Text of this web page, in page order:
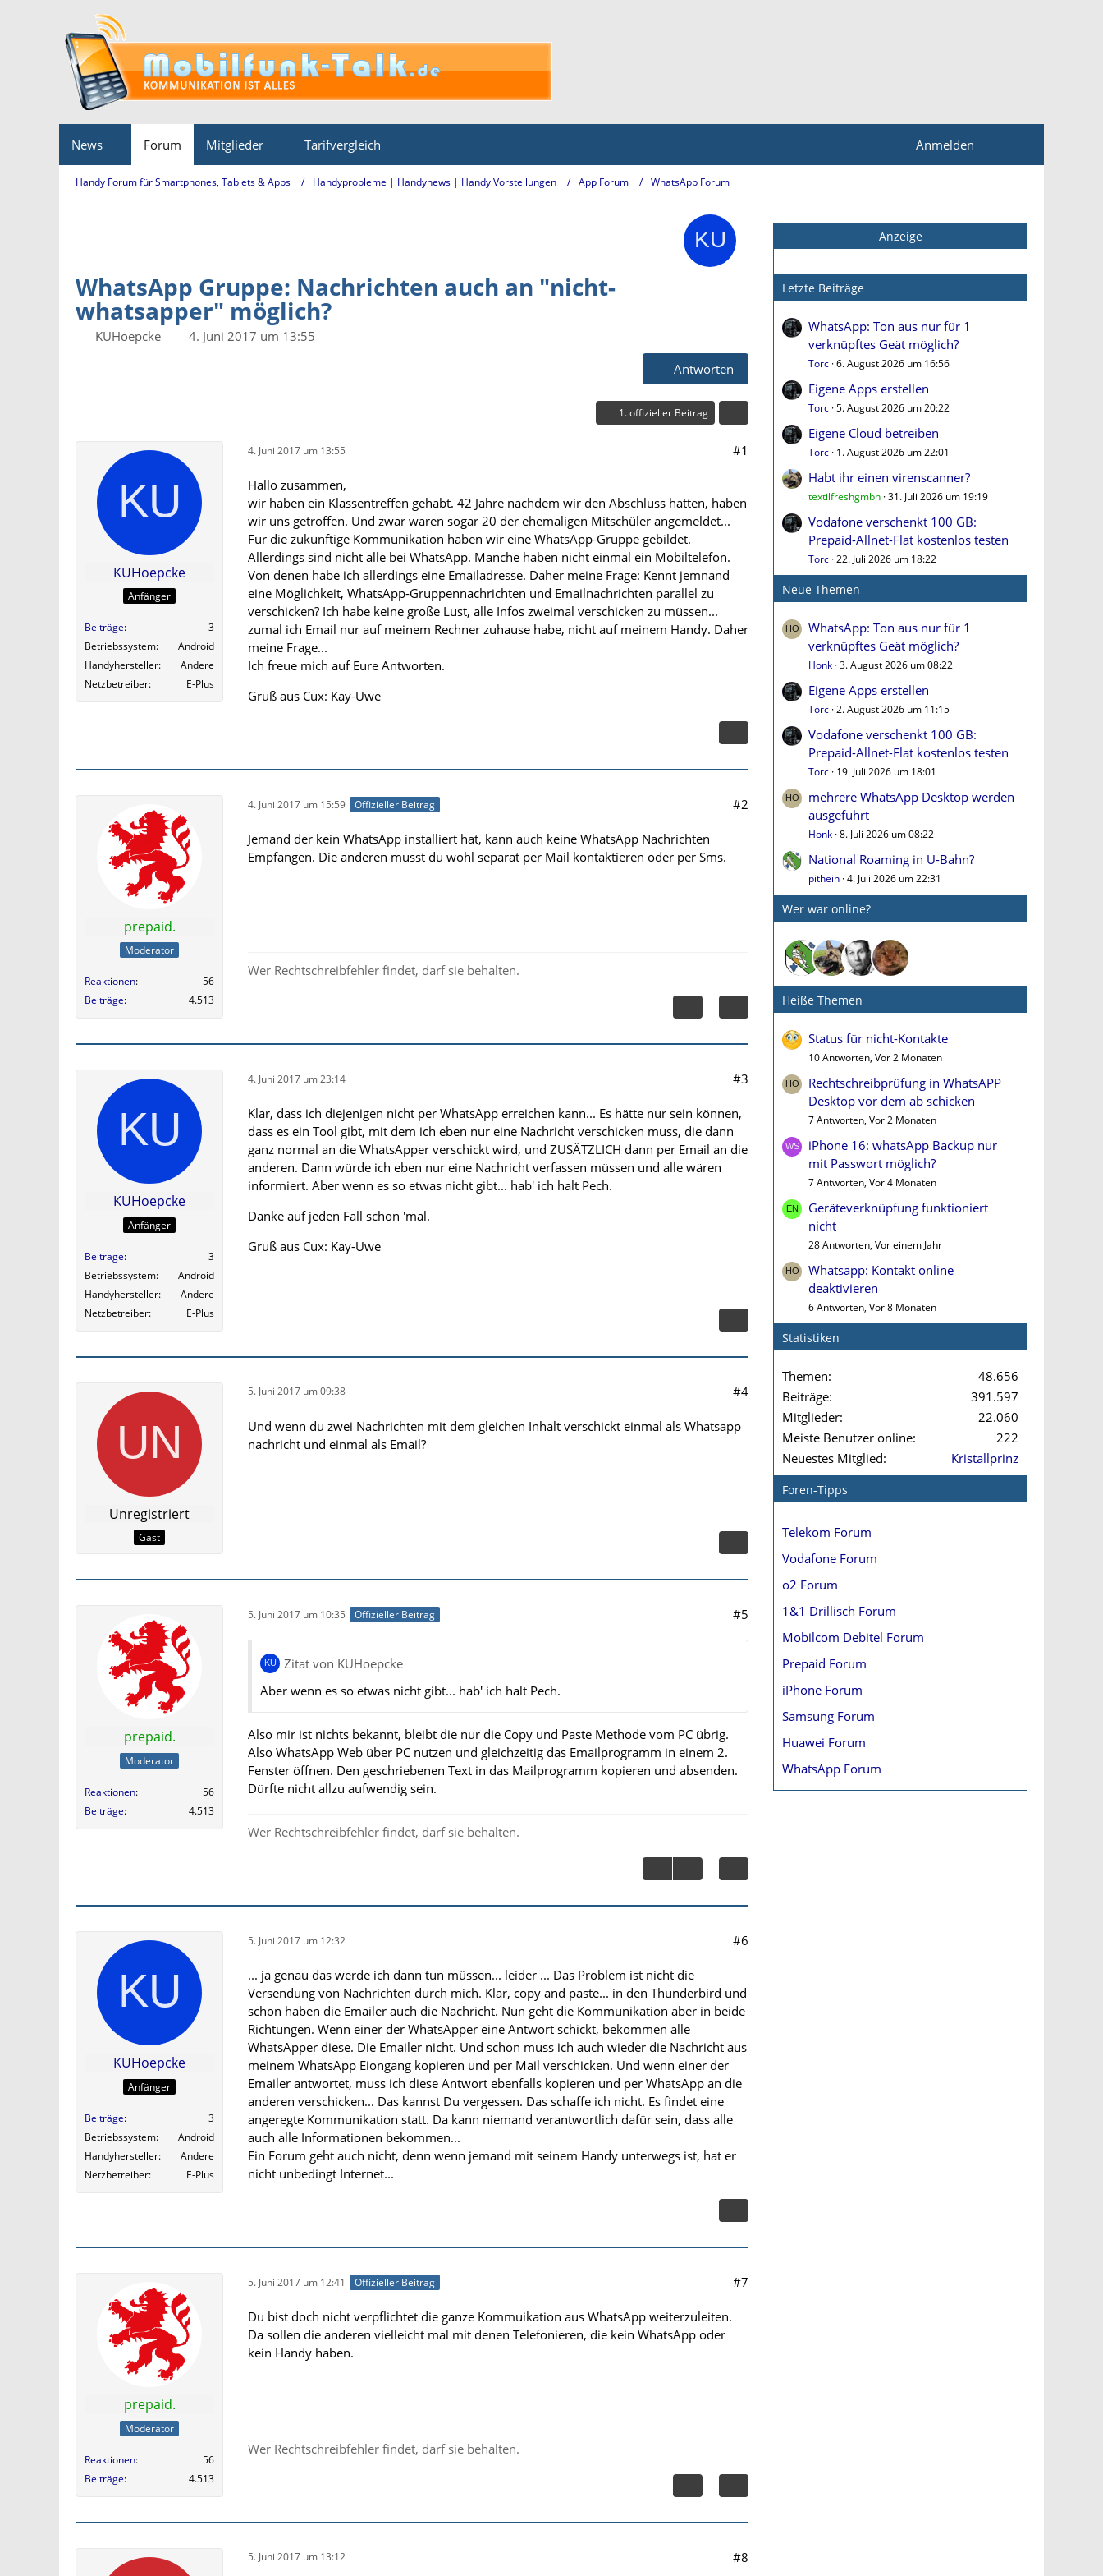
News Forum Mitglieder Tarifvergleich Anmelden
Handy Forum für Smartphones, Tablets & Apps Handyprobleme | Handynews | Handy Vorstellungen App Forum WhatsApp Forum
WhatsApp Gruppe: Nachrichten auch an "nicht-
whatsapper" möglich?
KUHoepcke
4. Juni 2017 um 13:55
Antworten
1. offizieller Beitrag
KUHoepcke
Anfänger
Beiträge
3
Betriebssystem
Android
Handyhersteller
Andere
Netzbetreiber
E-Plus
4. Juni 2017 um 13:55 #1
Hallo zusammen,
wir haben ein Klassentreffen gehabt. 42 Jahre nachdem wir den Abschluss hatten, haben
wir uns getroffen. Und zwar waren sogar 20 der ehemaligen Mitschüler angemeldet...
Für die zukünftige Kommunikation haben wir eine WhatsApp-Gruppe gebildet.
Allerdings sind nicht alle bei WhatsApp. Manche haben nicht einmal ein Mobiltelefon.
Von denen habe ich allerdings eine Emailadresse. Daher meine Frage: Kennt jemnand
eine Möglichkeit, WhatsApp-Gruppennachrichten und Emailnachrichten parallel zu
verschicken? Ich habe keine große Lust, alle Infos zweimal verschicken zu müssen...
zumal ich Email nur auf meinem Rechner zuhause habe, nicht auf meinem Handy. Daher
meine Frage...
Ich freue mich auf Eure Antworten.
Gruß aus Cux: Kay-Uwe
prepaid.
Moderator
Reaktionen
56
Beiträge
4.513
4. Juni 2017 um 15:59 Offizieller Beitrag #2
Jemand der kein WhatsApp installiert hat, kann auch keine WhatsApp Nachrichten
Empfangen. Die anderen musst du wohl separat per Mail kontaktieren oder per Sms.
Wer Rechtschreibfehler findet, darf sie behalten.
KUHoepcke
Anfänger
Beiträge
3
Betriebssystem
Android
Handyhersteller
Andere
Netzbetreiber
E-Plus
4. Juni 2017 um 23:14 #3
Klar, dass ich diejenigen nicht per WhatsApp erreichen kann... Es hätte nur sein können,
dass es ein Tool gibt, mit dem ich eben nur eine Nachricht verschicken muss, die dann
ganz normal an die WhatsApper verschickt wird, und ZUSÄTZLICH dann per Email an die
anderen. Dann würde ich eben nur eine Nachricht verfassen müssen und alle wären
informiert. Aber wenn es so etwas nicht gibt... hab' ich halt Pech.
Danke auf jeden Fall schon 'mal.
Gruß aus Cux: Kay-Uwe
Unregistriert
Gast
5. Juni 2017 um 09:38 #4
Und wenn du zwei Nachrichten mit dem gleichen Inhalt verschickt einmal als Whatsapp
nachricht und einmal als Email?
prepaid.
Moderator
Reaktionen
56
Beiträge
4.513
5. Juni 2017 um 10:35 Offizieller Beitrag #5
Zitat von KUHoepcke
Aber wenn es so etwas nicht gibt... hab' ich halt Pech.
Also mir ist nichts bekannt, bleibt die nur die Copy und Paste Methode vom PC übrig.
Also WhatsApp Web über PC nutzen und gleichzeitig das Emailprogramm in einem 2.
Fenster öffnen. Den geschriebenen Text in das Mailprogramm kopieren und absenden.
Dürfte nicht allzu aufwendig sein.
Wer Rechtschreibfehler findet, darf sie behalten.
KUHoepcke
Anfänger
Beiträge
3
Betriebssystem
Android
Handyhersteller
Andere
Netzbetreiber
E-Plus
5. Juni 2017 um 12:32 #6
... ja genau das werde ich dann tun müssen... leider ... Das Problem ist nicht die
Versendung von Nachrichten durch mich. Klar, copy and paste... in den Thunderbird und
schon haben die Emailer auch die Nachricht. Nun geht die Kommunikation aber in beide
Richtungen. Wenn einer der WhatsApper eine Antwort schickt, bekommen alle
WhatsApper diese. Die Emailer nicht. Und schon muss ich auch wieder die Nachricht aus
meinem WhatsApp Eiongang kopieren und per Mail verschicken. Und wenn einer der
Emailer antwortet, muss ich diese Antwort ebenfalls kopieren und per WhatsApp an die
anderen verschicken... Das kannst Du vergessen. Das schaffe ich nicht. Es findet eine
angeregte Kommunikation statt. Da kann niemand verantwortlich dafür sein, dass alle
auch alle Informationen bekommen...
Ein Forum geht auch nicht, denn wenn jemand mit seinem Handy unterwegs ist, hat er
nicht unbedingt Internet...
prepaid.
Moderator
Reaktionen
56
Beiträge
4.513
5. Juni 2017 um 12:41 Offizieller Beitrag #7
Du bist doch nicht verpflichtet die ganze Kommuikation aus WhatsApp weiterzuleiten.
Da sollen die anderen vielleicht mal mit denen Telefonieren, die kein WhatsApp oder
kein Handy haben.
Wer Rechtschreibfehler findet, darf sie behalten.
5. Juni 2017 um 13:12 #8
Anzeige
Letzte Beiträge
WhatsApp: Ton aus nur für 1
verknüpftes Geät möglich?
Torc 6. August 2026 um 16:56
Eigene Apps erstellen
Torc 5. August 2026 um 20:22
Eigene Cloud betreiben
Torc 1. August 2026 um 22:01
Habt ihr einen virenscanner?
textilfreshgmbh 31. Juli 2026 um 19:19
Vodafone verschenkt 100 GB:
Prepaid-Allnet-Flat kostenlos testen
Torc 22. Juli 2026 um 18:22
Neue Themen
WhatsApp: Ton aus nur für 1
verknüpftes Geät möglich?
Honk 3. August 2026 um 08:22
Eigene Apps erstellen
Torc 2. August 2026 um 11:15
Vodafone verschenkt 100 GB:
Prepaid-Allnet-Flat kostenlos testen
Torc 19. Juli 2026 um 18:01
mehrere WhatsApp Desktop werden
ausgeführt
Honk 8. Juli 2026 um 08:22
National Roaming in U-Bahn?
pithein 4. Juli 2026 um 22:31
Wer war online?
Heiße Themen
Status für nicht-Kontakte
10 Antworten, Vor 2 Monaten
Rechtschreibprüfung in WhatsAPP
Desktop vor dem ab schicken
7 Antworten, Vor 2 Monaten
iPhone 16: whatsApp Backup nur
mit Passwort möglich?
7 Antworten, Vor 4 Monaten
Geräteverknüpfung funktioniert
nicht
28 Antworten, Vor einem Jahr
Whatsapp: Kontakt online
deaktivieren
6 Antworten, Vor 8 Monaten
Statistiken
Themen
48.656
Beiträge
391.597
Mitglieder
22.060
Meiste Benutzer online
222
Neuestes Mitglied
Kristallprinz
Foren-Tipps
Telekom Forum
Vodafone Forum
o2 Forum
1&1 Drillisch Forum
Mobilcom Debitel Forum
Prepaid Forum
iPhone Forum
Samsung Forum
Huawei Forum
WhatsApp Forum